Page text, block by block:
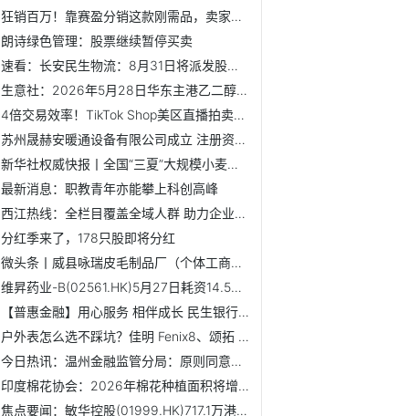
狂销百万！靠赛盈分销这款刚需品，卖家悄悄杀疯北美
朗诗绿色管理：股票继续暂停买卖
速看：长安民生物流：8月31日将派发股息0.1元/股
生意社：2026年5月28日华东主港乙二醇出库一览-观速讯
4倍交易效率！TikTok Shop美区直播拍卖将成为年中促最大商机...
苏州晟赫安暖通设备有限公司成立 注册资本300万人民币
新华社权威快报丨全国“三夏”大规模小麦机收全面展开_今日热议
最新消息：职教青年亦能攀上科创高峰
西江热线：全栏目覆盖全域人群 助力企业品牌高效传播
分红季来了，178只股即将分红
微头条丨威县咏瑞皮毛制品厂（个体工商户）成立 注册资本10...
维昇药业-B(02561.HK)5月27日耗资14.5万港元回购6300股
【普惠金融】用心服务 相伴成长 民生银行以普惠金融深耕南...
户外表怎么选不踩坑？佳明 Fenix8、颂拓 Race、高驰 APEX4...
今日热讯：温州金融监管分局：原则同意浙江温州洞头农商行减...
印度棉花协会：2026年棉花种植面积将增长7% 焦点热议
焦点要闻：敏华控股(01999.HK)717.1万港元购回200万股 将予注销